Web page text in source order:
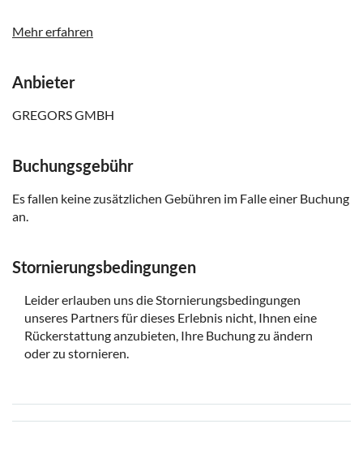
da es auf dem Meer kalt werden kann
Haustiere sind an Bord nicht erlaubt
Mehr erfahren
Anbieter
GREGORS GMBH
Buchungsgebühr
Es fallen keine zusätzlichen Gebühren im Falle einer Buchung
an.
Stornierungsbedingungen
Leider erlauben uns die Stornierungsbedingungen
unseres Partners für dieses Erlebnis nicht, Ihnen eine
Rückerstattung anzubieten, Ihre Buchung zu ändern
oder zu stornieren.